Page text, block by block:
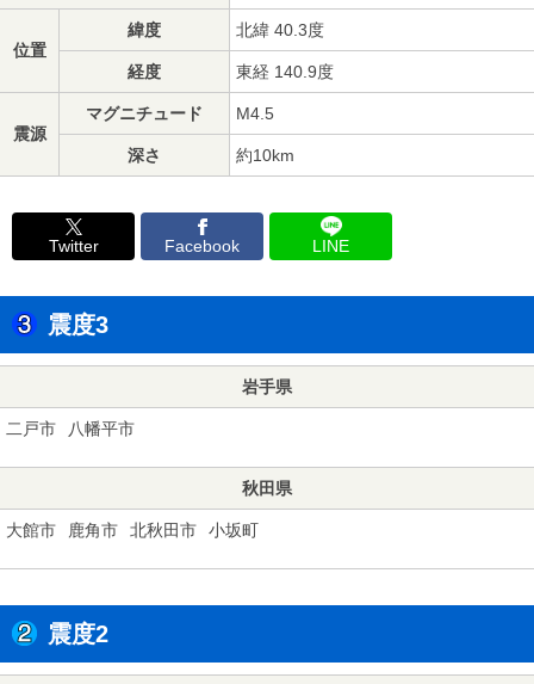
位置
緯度 北緯 40.3度
経度 東経 140.9度
震源
マグニチュード M4.5
深さ 約10km
Twitter Facebook LINE
震度3
岩手県
二戸市 八幡平市
秋田県
大館市 鹿角市 北秋田市 小坂町
震度2